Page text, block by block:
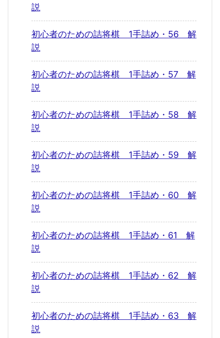
説
初心者のための詰将棋 1手詰め・56 解
説
初心者のための詰将棋 1手詰め・57 解
説
初心者のための詰将棋 1手詰め・58 解
説
初心者のための詰将棋 1手詰め・59 解
説
初心者のための詰将棋 1手詰め・60 解
説
初心者のための詰将棋 1手詰め・61 解
説
初心者のための詰将棋 1手詰め・62 解
説
初心者のための詰将棋 1手詰め・63 解
説